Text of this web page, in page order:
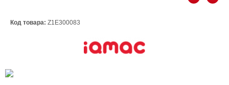
Код товара: Z1E300083